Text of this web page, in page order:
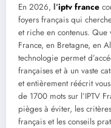
En 2026, l’iptv france
foyers français qui
et riche en contenus. Que
France, en Bretagne, en
technologie permet
françaises et à un vaste
et entièrement réécrit
de 1700 mots sur l’IPTV
pièges à éviter, les
français et les conseils